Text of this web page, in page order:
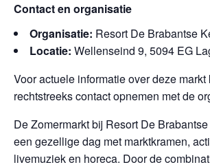
Contact en organisatie
Organisatie: Resort De Brabantse
Locatie: Wellenseind 9, 5094 EG
Voor actuele informatie over deze markt
rechtstreeks contact opnemen met de
De Zomermarkt bij Resort De
een gezellige dag met marktkramen,
livemuziek en horeca. Door de